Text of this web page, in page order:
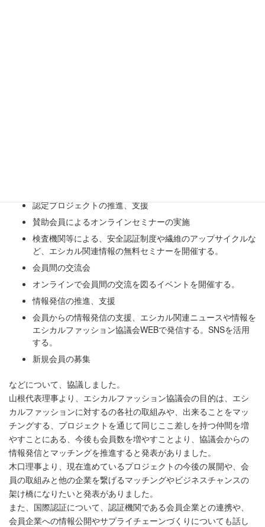
認定プロジェクトの推進、支援
賛助会員によるオンラインセミナーの実施
検査機関等による、安全認証制度や繊維のアップサイクルな
ど、エシカル関連情報の無料セミナーを開催する。
会員間の交流会
オンラインで会員間の交流を図るイベントを開催する。
情報発信の推進、支援
会員からの情報発信の支援、エシカル関連ニュースや情報を
エシカルファッション協議会WEBで発信する。SNSを活用
する。
新規会員の募集
などについて、協議しました。
山根代表理事より、エシカルファッション協議会の目的は、エシ
カルファッションに対するの各社の取組みや、出来ることをマッ
チングする、プロジェクトを通じて同じここ差しを持つ仲間を増
やすことにある、今後も会員数を増やすことより、協議会からの
情報発信とマッチングを推進すると発表がありました。
木口理事より、現在進めているプロジェクトの今後の展開や、会
員の取組みと他の企業を繋げるマッチングやビジネスチャンスの
架け橋になりたいと発表がありました。
また、国際認証について、認証機関である会員企業との連携や、
会員企業への情報公開やサプライチェーンづくりについても話し